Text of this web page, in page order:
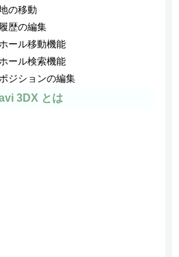
の移動
歴の編集
ール移動機能
ール検索機能
ジションの編集
3DX とは